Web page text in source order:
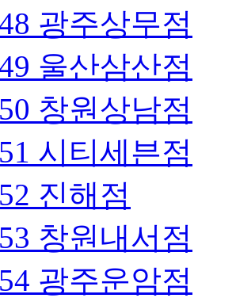
광주상무점
울산삼산점
창원상남점
시티세븐점
진해점
창원내서점
광주운암점